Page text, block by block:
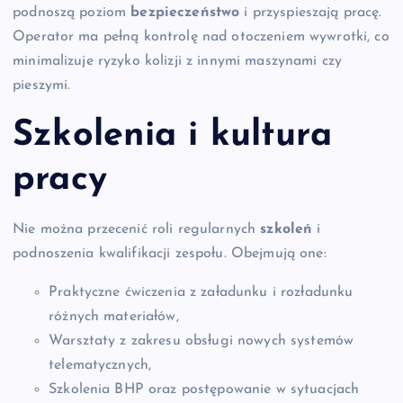
podnoszą poziom bezpieczeństwo i przyspieszają pracę.
Operator ma pełną kontrolę nad otoczeniem wywrotki, co
minimalizuje ryzyko kolizji z innymi maszynami czy
pieszymi.
Szkolenia i kultura
pracy
Nie można przecenić roli regularnych szkoleń i
podnoszenia kwalifikacji zespołu. Obejmują one:
Praktyczne ćwiczenia z załadunku i rozładunku
różnych materiałów,
Warsztaty z zakresu obsługi nowych systemów
telematycznych,
Szkolenia BHP oraz postępowanie w sytuacjach